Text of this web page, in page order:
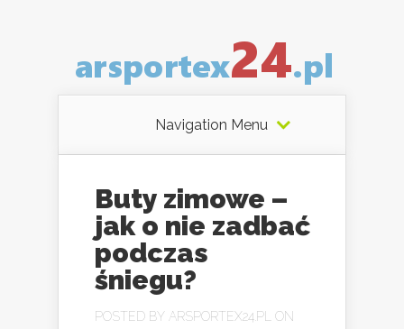
Navigation Menu
Buty zimowe –
jak o nie zadbać
podczas
śniegu?
POSTED BY ARSPORTEX24.PL
ON